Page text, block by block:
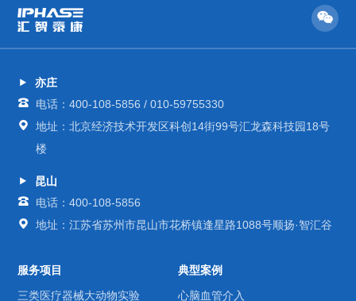
亦庄
电话：400-108-5856 / 010-59755330
地址：北京经济技术开发区科创14街99号汇龙森科技园18号
楼
昆山
电话：400-108-5856
地址：江苏省苏州市昆山市花桥镇逢星路1088号顺扬·智汇谷
服务项目
三类医疗器械大动物实验
典型案例
心脑血管介入